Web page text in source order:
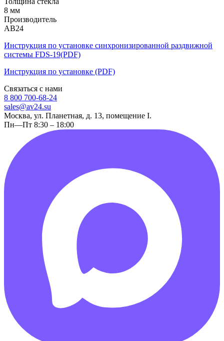
8 мм
Производитель
АВ24
Инструкция по установке синхронизированной раздвижной
системы FDS-19(PDF)
Инструкция по установке (PDF)
Связаться с нами
8 800 700-68-24
sales@av24.su
Москва, ул. Планетная, д. 13, помещение I.
Пн—Пт 8:30 – 18:00